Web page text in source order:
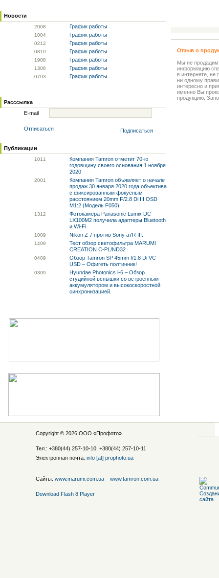
Новости
2008 График работы
1004 График работы
0212 График работы
0810 График работы
1908 График работы
1306 График работы
0703 График работы
Расссылка
E-mail
Отписаться Подписаться
Публикации
1011
Компания Tamron отметит 70-ю
годовщину своего основания 1 ноября
2020
2001
Компания Tamron объявляет о начале
продаж 30 января 2020 года объектива
с фиксированным фокусным
расстоянием 20mm F/2.8 Di III OSD
M1:2 (Модель F050)
1312
Фотокамера Panasonic Lumix DC-
LX100M2 получила адаптеры Bluetooth
и Wi-Fi
1009 Nikon Z 7 против Sony a7R III.
1409
Тест обзор светофильтра MARUMI
CREATION C-PL/ND32
0409
Обзор Tamron SP 45mm f/1.8 Di VC
USD – Офигеть полтинник!
0309
Hyundae Photonics i-6 – Обзор
студийной вспышки со встроенным
аккумулятором и высокоскоростной
синхронизацией.
Отзыв о
Мы не
информацию
в интернете, не
ни одному
интересно и
именно Вы
продукцию.
Copyright © 2026 ООО «Профото»
Тел.: +380(44) 257-10-10, +380(44) 257-10-11
Электронная почта: info [at] prophoto.ua
Сайты: www.marumi.com.ua www.tamron.com.ua
Download Flash 8 Player